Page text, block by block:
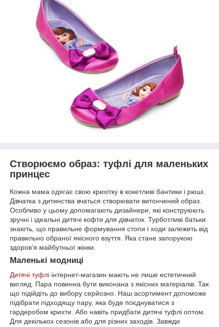
Створюємо образ: туфлі для маленьких
принцес
Кожна мама одягає свою крихітку в кокетливі бантики і рюші.
Дівчатка з дитинства вчаться створювати витончений образ.
Особливо у цьому допомагають дизайнери, які конструюють
зручні і ідеальні дитячі кофти для дівчаток. Турботливі батьки
знають, що правильне формування стопи і ходи залежить від
правильно обраної якісного взуття. Яка стане запорукою
здоров'я майбутньої жінки.
Маленькі модниці
Дитячі туфлі інтернет-магазин мають не лише естетичний
вигляд. Пара повинна бути виконана з якісних матеріалів. Так
що підійдіть до вибору серйозно. Наш асортимент допоможе
підібрати підходящу пару, яка буде поєднуватися з
гардеробом крихти. Або навіть придбати дитячі туфлі оптом.
Для декількох сезонів або для різних заходів. Завжди